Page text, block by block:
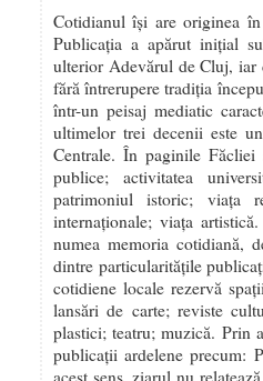
Cotidianul își are originea
Publicația a apărut inițial
ulterior Adevărul de Cluj, iar
fără întrerupere tradiția
într-un peisaj mediatic
ultimelor trei decenii este
Centrale. În paginile Făcliei
publice; activitatea
patrimoniul istoric; viața
internaționale; viața
numea memoria cotidiană,
dintre particularitățile
cotidiene locale rezervă
lansări de carte; reviste
plastici; teatru; muzică. Prin
publicații ardelene precum:
acest sens, ziarul nu